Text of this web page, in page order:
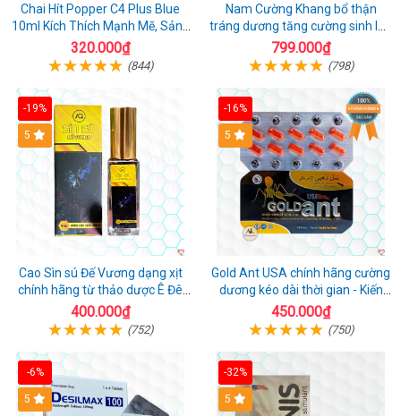
Chai Hít Popper C4 Plus Blue
10ml Kích Thích Mạnh Mẽ, Sảng
Khoái
320.000₫
(844)
Nam Cường Khang bổ thận
tráng dương tăng cường sinh lực
nam
799.000₫
(798)
-19%
5
Cao Sìn sú Đế Vương dạng xịt
chính hãng từ thảo dược Ê Đê
Việt Nam
400.000₫
(752)
-16%
5
Gold Ant USA chính hãng cường
dương kéo dài thời gian - Kiến
Vàng Đen Tây Tạng
450.000₫
(750)
-6%
5
-32%
5